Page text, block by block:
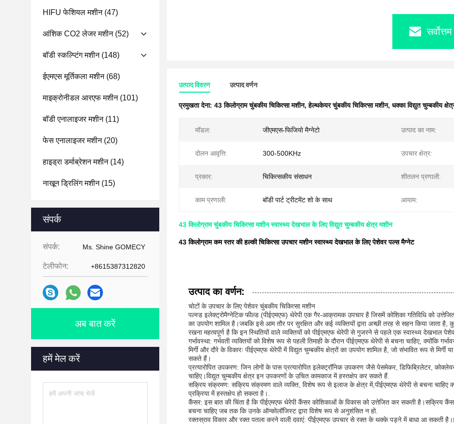
HIFU फेशियल मशीन(47)
आंशिक CO2 लेजर मशीन(52)
बॉडी स्कल्प्टिंग मशीन(148)
ईएमएस मूर्तिकला मशीन(68)
माइक्रोनीडल आरएफ मशीन(101)
बॉडी एनालाइजर मशीन(11)
फेस एनालाइजर मशीन(20)
हाइड्रा डर्माब्रेशन मशीन(14)
नाखून ड्रिलिंग मशीन(15)
संपर्क
संपर्क: Ms. Shine GOMECY
टेलीफोन: +8615387312820
अब बात करें
हमें मेल करें
उत्पाद विवरण उत्पाद वर्णन
प्रमुखता देना: 43 किलोग्राम चुंबकीय चिकित्सा मशीन,हेल्थकेयर चुंबकीय चिकित्सा मशीन, धक्का विद्युत चुम्बकीय
मॉडल: जीएमएस-फिजियो मैग्नेटो उत्पाद का नाम:
दोलन आवृत्ति: 300-500KHz उपचार क्षेत्र:
प्रकार: चिकित्सकीय संसाधन शीतलन प्रणाली:
काम प्रणाली: बॉडी पार्ट ट्रीटमेंट शो के साथ आयाम:
43 किलोग्राम चुंबकीय चिकित्सा मशीन स्वास्थ्य देखभाल के लिए विद्युत चुम्बकीय क्षेत्र मशीन
43 किलोग्राम कम स्तर की हल्की चिकित्सा उपचार मशीन स्वास्थ्य देखभाल के लिए पेशेवर पल्स मैग्नेट
उत्पाद का वर्णन:
चोटों के उपचार के लिए पेशेवर चुंबकीय चिकित्सा मशीन
पल्स्ड इलेक्ट्रोमैग्नेटिक फील्ड (पीईएमएफ) थेरेपी एक गैर-आक्रामक उपचार है जिसमें कोशिका गतिविधि को
का उपयोग शामिल है।जबकि इसे आम तौर पर सुरक्षित और कई व्यक्तियों द्वारा अच्छी तरह से सहन किया जाता है,
रखना महत्वपूर्ण है कि इन स्थितियों वाले व्यक्तियों को पीईएमएफ थेरेपी से गुजरने से पहले एक स्वास्थ्य देखभाल
गर्भावस्था: गर्भवती व्यक्तियों को विशेष रूप से पहली तिमाही के दौरान पीईएमएफ थेरेपी से बचना चाहिए, क्योंकि
मिर्गी और दौरे के विकारः पीईएमएफ थेरेपी में विद्युत चुम्बकीय क्षेत्रों का उपयोग शामिल है, जो संभावित रूप से मिर्गी
सकते हैं।
प्रत्यारोपित उपकरण: जिन लोगों के पास प्रत्यारोपित इलेक्ट्रॉनिक उपकरण जैसे पेसमेकर, डिफिब्रिलेटर,
चाहिए।विद्युत चुम्बकीय क्षेत्र इन उपकरणों के उचित कामकाज में हस्तक्षेप कर सकते हैं.
सक्रिय संक्रमण: सक्रिय संक्रमण वाले व्यक्ति, विशेष रूप से इलाज के क्षेत्र में,पीईएमएफ थेरेपी से बचना चाहिए
प्रक्रिया में हस्तक्षेप हो सकता है।.
कैंसर: इस बात की चिंता है कि पीईएमएफ थेरेपी कैंसर कोशिकाओं के विकास को उत्तेजित कर सकती है।सक्रिय
बचना चाहिए जब तक कि उनके ऑन्कोलॉजिस्ट द्वारा विशेष रूप से अनुशंसित न हो.
रक्तस्राव विकार और रक्त पतला करने वाली दवाएं: पीईएमएफ उपचार से रक्त के थक्के पड़ने में बाधा आ सकती